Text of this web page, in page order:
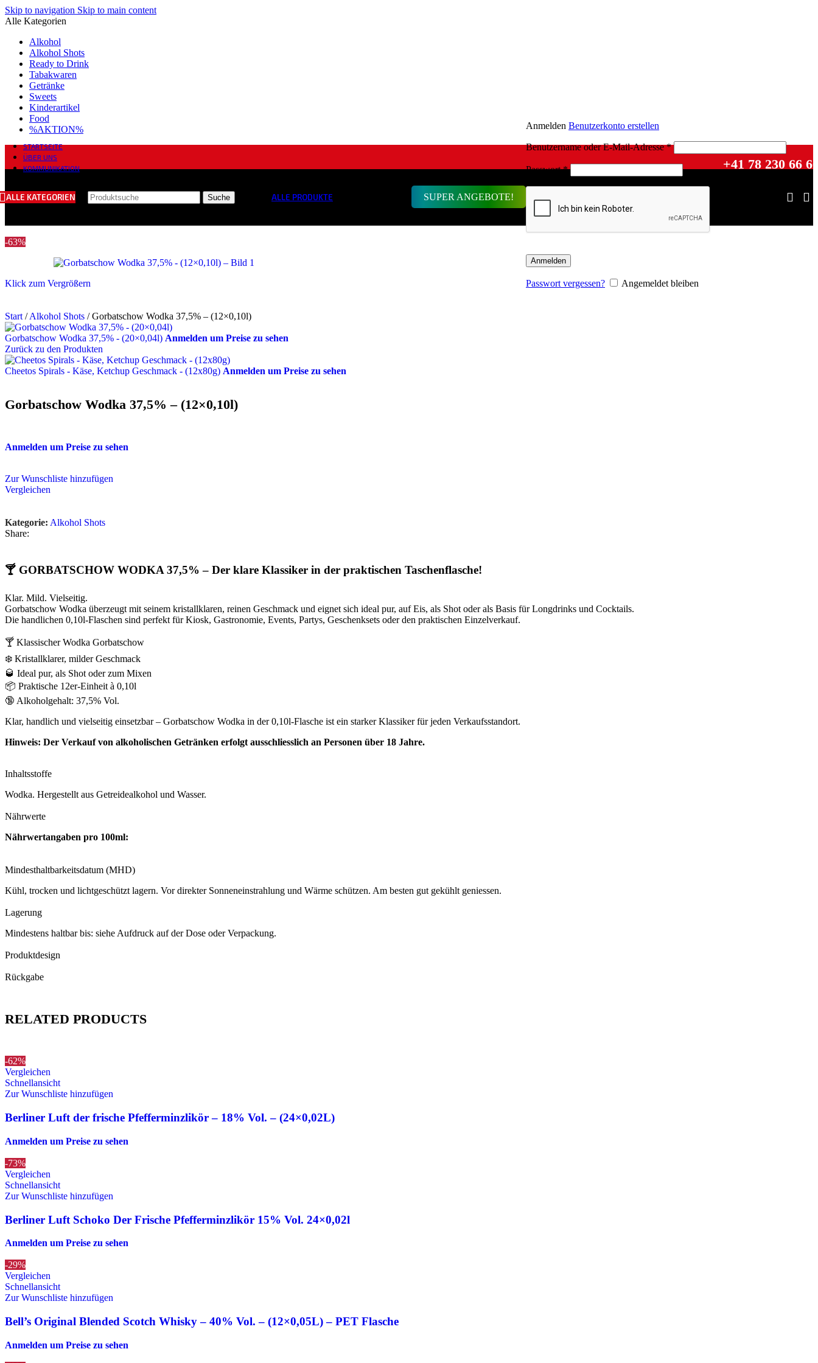
Skip to navigation Skip to main content
Alle Kategorien
Alkohol
Alkohol Shots
Ready to Drink
Tabakwaren
Getränke
Sweets
Kinderartikel
Food
%AKTION%
STARTSEITE
ÜBER UNS
KOMMUNIKATION
+41 78 230 66
ALLE KATEGORIEN Suche ALLE PRODUKTE SUPER ANGEBOTE!
Anmelden Benutzerkonto erstellen
Benutzername oder E-Mail-Adresse*
Passwort*
Anmelden
Passwort vergessen? Angemeldet bleiben
-63%
Klick zum Vergrößern
Start / Alkohol Shots / Gorbatschow Wodka 37,5% – (12×0,10l)
Gorbatschow Wodka 37,5% - (20×0,04l) Anmelden um Preise zu sehen
Zurück zu den Produkten
Cheetos Spirals - Käse, Ketchup Geschmack - (12x80g) Anmelden um Preise zu sehen
Gorbatschow Wodka 37,5% – (12×0,10l)
Anmelden um Preise zu sehen
Zur Wunschliste hinzufügen
Vergleichen
Kategorie: Alkohol Shots
Share:
🍸 GORBATSCHOW WODKA 37,5% – Der klare Klassiker in der praktischen Taschenflasche!
Klar. Mild. Vielseitig.
Gorbatschow Wodka überzeugt mit seinem kristallklaren, reinen Geschmack und eignet sich ideal pur, auf Eis, als Shot oder als Basis für Longdrinks und Cocktails.
Die handlichen 0,10l-Flaschen sind perfekt für Kiosk, Gastronomie, Events, Partys, Geschenksets oder den praktischen Einzelverkauf.
🍸 Klassischer Wodka Gorbatschow
❄️ Kristallklarer, milder Geschmack
🥃 Ideal pur, als Shot oder zum Mixen
📦 Praktische 12er-Einheit à 0,10l
🔞 Alkoholgehalt: 37,5% Vol.
Klar, handlich und vielseitig einsetzbar – Gorbatschow Wodka in der 0,10l-Flasche ist ein starker Klassiker für jeden Verkaufsstandort.
Hinweis: Der Verkauf von alkoholischen Getränken erfolgt ausschliesslich an Personen über 18 Jahre.
Inhaltsstoffe
Wodka. Hergestellt aus Getreidealkohol und Wasser.
Nährwerte
Nährwertangaben pro 100ml:
Mindesthaltbarkeitsdatum (MHD)
Kühl, trocken und lichtgeschützt lagern. Vor direkter Sonneneinstrahlung und Wärme schützen. Am besten gut gekühlt geniessen.
Lagerung
Mindestens haltbar bis: siehe Aufdruck auf der Dose oder Verpackung.
Produktdesign
Rückgabe
RELATED PRODUCTS
-62%
Vergleichen
Schnellansicht
Zur Wunschliste hinzufügen
Berliner Luft der frische Pfefferminzlikör – 18% Vol. – (24×0,02L)
Anmelden um Preise zu sehen
-73%
Vergleichen
Schnellansicht
Zur Wunschliste hinzufügen
Berliner Luft Schoko Der Frische Pfefferminzlikör 15% Vol. 24×0,02l
Anmelden um Preise zu sehen
-29%
Vergleichen
Schnellansicht
Zur Wunschliste hinzufügen
Bell’s Original Blended Scotch Whisky – 40% Vol. – (12×0,05L) – PET Flasche
Anmelden um Preise zu sehen